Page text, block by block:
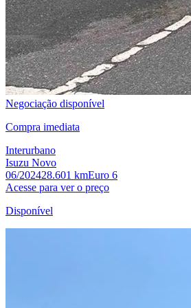
Negociação disponível
Compra imediata
Interurbano
Isuzu Novo
06/202428.601 kmEuro 6
Acesse para ver o preço
Disponível